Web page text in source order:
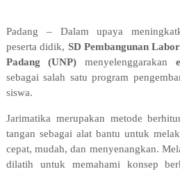
Padang – Dalam upaya
peserta didik, SD Pembangunan
Padang (UNP) menyelenggarakan
sebagai salah satu program
siswa.
Jarimatika merupakan metode
tangan sebagai alat bantu untuk
cepat, mudah, dan menyenangkan.
dilatih untuk memahami konsep